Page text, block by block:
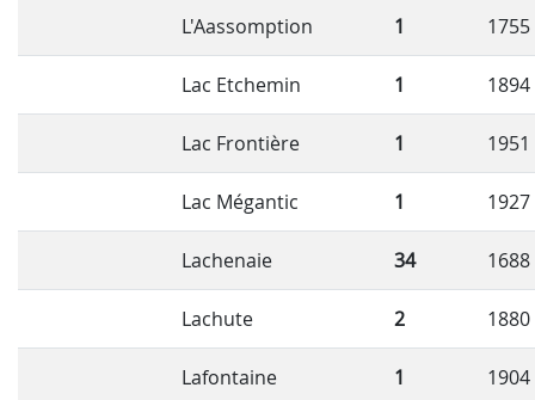
L'Aassomption 1 1755
Lac Etchemin 1 1894
Lac Frontière 1 1951
Lac Mégantic 1 1927
Lachenaie 34 1688
Lachute 2 1880
Lafontaine 1 1904